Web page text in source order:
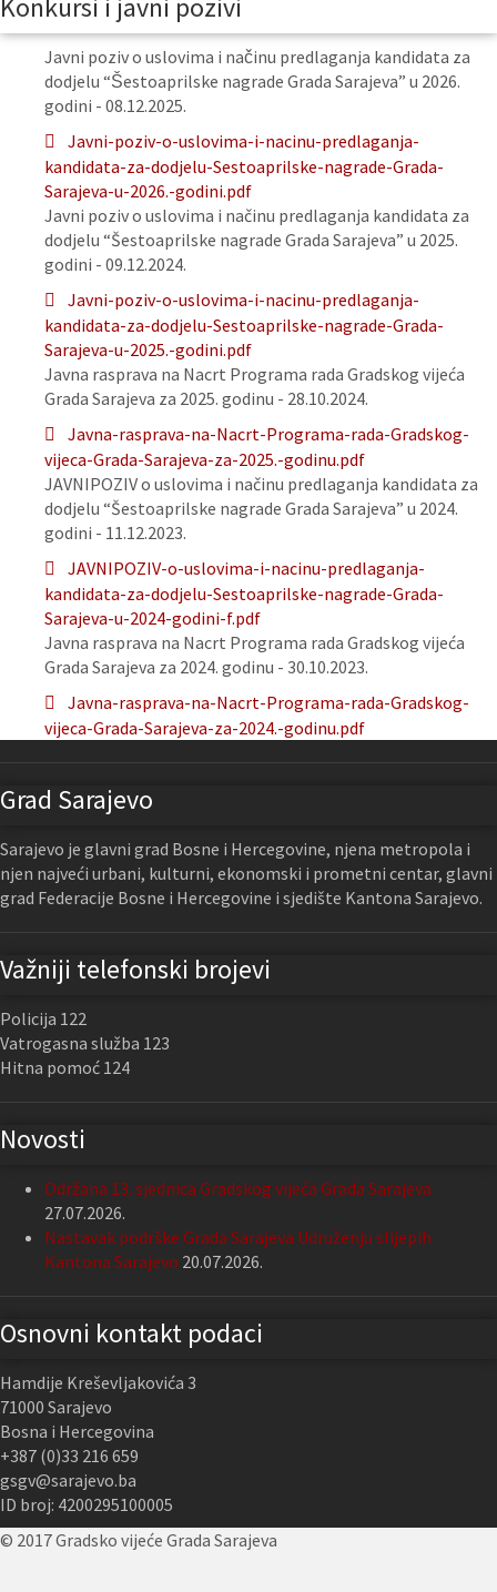
Konkursi i javni pozivi
Javni poziv o uslovima i načinu predlaganja kandidata za
dodjelu “Šestoaprilske nagrade Grada Sarajeva” u 2026.
godini - 08.12.2025.
Javni-poziv-o-uslovima-i-nacinu-predlaganja-
kandidata-za-dodjelu-Sestoaprilske-nagrade-Grada-
Sarajeva-u-2026.-godini.pdf
Javni poziv o uslovima i načinu predlaganja kandidata za
dodjelu “Šestoaprilske nagrade Grada Sarajeva” u 2025.
godini - 09.12.2024.
Javni-poziv-o-uslovima-i-nacinu-predlaganja-
kandidata-za-dodjelu-Sestoaprilske-nagrade-Grada-
Sarajeva-u-2025.-godini.pdf
Javna rasprava na Nacrt Programa rada Gradskog vijeća
Grada Sarajeva za 2025. godinu - 28.10.2024.
Javna-rasprava-na-Nacrt-Programa-rada-Gradskog-
vijeca-Grada-Sarajeva-za-2025.-godinu.pdf
JAVNIPOZIV o uslovima i načinu predlaganja kandidata za
dodjelu “Šestoaprilske nagrade Grada Sarajeva” u 2024.
godini - 11.12.2023.
JAVNIPOZIV-o-uslovima-i-nacinu-predlaganja-
kandidata-za-dodjelu-Sestoaprilske-nagrade-Grada-
Sarajeva-u-2024-godini-f.pdf
Javna rasprava na Nacrt Programa rada Gradskog vijeća
Grada Sarajeva za 2024. godinu - 30.10.2023.
Javna-rasprava-na-Nacrt-Programa-rada-Gradskog-
vijeca-Grada-Sarajeva-za-2024.-godinu.pdf
Grad Sarajevo
Sarajevo je glavni grad Bosne i Hercegovine, njena metropola i
njen najveći urbani, kulturni, ekonomski i prometni centar, glavni
grad Federacije Bosne i Hercegovine i sjedište Kantona Sarajevo.
Važniji telefonski brojevi
Policija 122
Vatrogasna služba 123
Hitna pomoć 124
Novosti
Održana 13. sjednica Gradskog vijeća Grada Sarajeva
27.07.2026.
Nastavak podrške Grada Sarajeva Udruženju slijepih
Kantona Sarajevo 20.07.2026.
Osnovni kontakt podaci
Hamdije Kreševljakovića 3
71000 Sarajevo
Bosna i Hercegovina
+387 (0)33 216 659
gsgv@sarajevo.ba
ID broj: 4200295100005
© 2017 Gradsko vijeće Grada Sarajeva